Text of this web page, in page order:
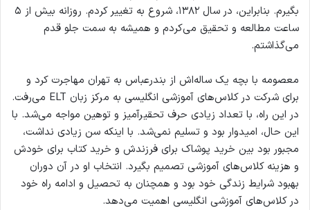
بگیرم. بنابراین، در سال ۱۳۸۲، شروع به تغییر کردم. روزانه بیش از ۵
ساعت مطالعه و تحقیق می‌کردم و همیشه به سمت جلو قدم
می‌گذاشتم.
معصومه با بچه یک ساله‌اش از بندرعباس به تهران مهاجرت کرد و
برای شرکت در کلاس‌های آموزشی انگلیسی به مرکز زبان ELT می‌رفت.
در این راه، با تعداد زیادی حرف تحقیرآمیز و توهین مواجه می‌شد. با
این حال، امیدوار بود و تسلیم نمی‌شد. با اینکه سن زیادی نداشت،
مجبور بود بین خرید پوشاک برای فرزندش و خرید کتاب برای خودش
و هزینه کلاس‌های آموزشی تصمیم بگیرد. انتخاب او در آن دوران
بهبود شرایط زندگی خود بود و همچنان به تحصیل و ادامه راه خود
در کلاس‌های آموزشی انگلیسی اهمیت می‌دهد.